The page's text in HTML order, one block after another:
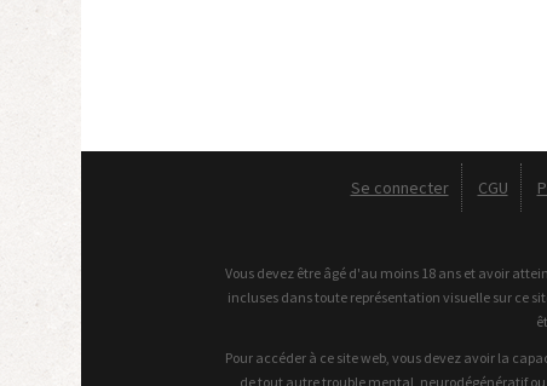
Se connecter CGU
Vous devez être âgé d'au moins 18 ans et avoir
incluses dans toute représentation visuelle sur ce
Pour accéder à ce site web, vous devez avoir la
de tout autre trouble mental, neurodégénératif